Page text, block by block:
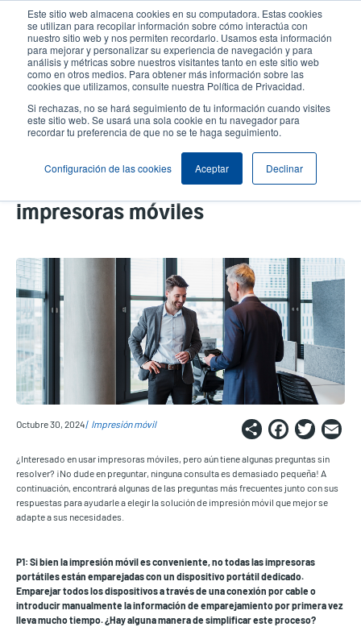
Este sitio web almacena cookies en su computadora. Estas cookies
se utilizan para recopilar información sobre cómo interactúa con
nuestro sitio web y nos permiten recordarlo. Usamos esta información
para mejorar y personalizar su experiencia de navegación y para
análisis y métricas sobre nuestros visitantes tanto en este sitio web
como en otros medios. Para obtener más información sobre las
cookies que utilizamos, consulte nuestra Política de Privacidad.
Si rechazas, no se hará seguimiento de tu información cuando visites
este sitio web. Se usará una sola cookie en tu navegador para
recordar tu preferencia de que no se te haga seguimiento.
Configuración de las cookies Aceptar Declinar
contenido
principal
User
account
menu
User
Header
Selector de productos
Estamos aquí para sus preguntas:
Preguntas y respuestas sobre
impresoras móviles
Octubre 30, 2024 Impresión móvil Share
¿Interesado en usar impresoras móviles, pero aún tiene algunas preguntas sin
resolver? ¡No dude en preguntar, ninguna consulta es demasiado pequeña! A
continuación, encontrará algunas de las preguntas más frecuentes junto con sus
respuestas para ayudarle a elegir la solución de impresión móvil que mejor se
adapte a sus necesidades.
P1: Si bien la impresión móvil es conveniente, no todas las impresoras
portátiles están emparejadas con un dispositivo portátil dedicado.
Emparejar todos los dispositivos a través de una conexión por cable o
introducir manualmente la información de emparejamiento por primera vez
lleva mucho tiempo. ¿Hay alguna manera de simplificar este proceso?